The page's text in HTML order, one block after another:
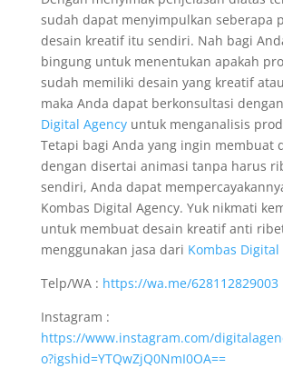
sudah dapat menyimpulkan seberapa
desain kreatif itu sendiri. Nah bagi
bingung untuk menentukan apakah
sudah memiliki desain yang kreatif
maka Anda dapat berkonsultasi dengan
Digital Agencyuntuk menganalisis
Tetapi bagi Anda yang ingin membuat
dengan disertai animasi tanpa harus
sendiri, Anda dapat
Kombas Digital Agency. Yuk nikmati
untuk membuat desain kreatif anti
menggunakan jasa dari Kombas Digital
Telp/WA : https://wa.me/628112829003
Instagram :
https://www.instagram.com/
o?igshid=YTQwZjQ0NmI0OA==